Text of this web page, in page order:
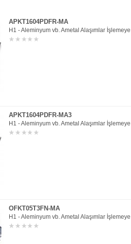
APKT1604PDFR-MA
H1 - Aleminyum vb. Ametal Alaşımlar
APKT1604PDFR-MA3
H1 - Aleminyum vb. Ametal Alaşımlar
OFKT05T3FN-MA
H1 - Aleminyum vb. Ametal Alaşımlar